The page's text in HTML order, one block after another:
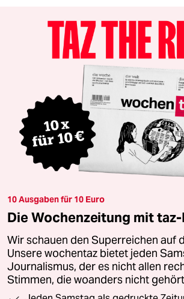
10 Ausgaben für 10 Euro
Die Wochenzeitung mit
Wir schauen den Superreichen auf
Unsere wochentaz bietet jeden
Journalismus, der es nicht allen
Stimmen, die woanders nicht